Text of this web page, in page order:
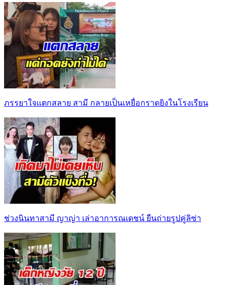
ภรรยาใจแตกสลาย สามี กลายเป็นเหยื่อกราดยิงในโรงเรียน
ช่วงนินทาสามี ญาญ่า เล่าอาการณเดชน์ ยืนถ่ายรูปคู่ลิซ่า